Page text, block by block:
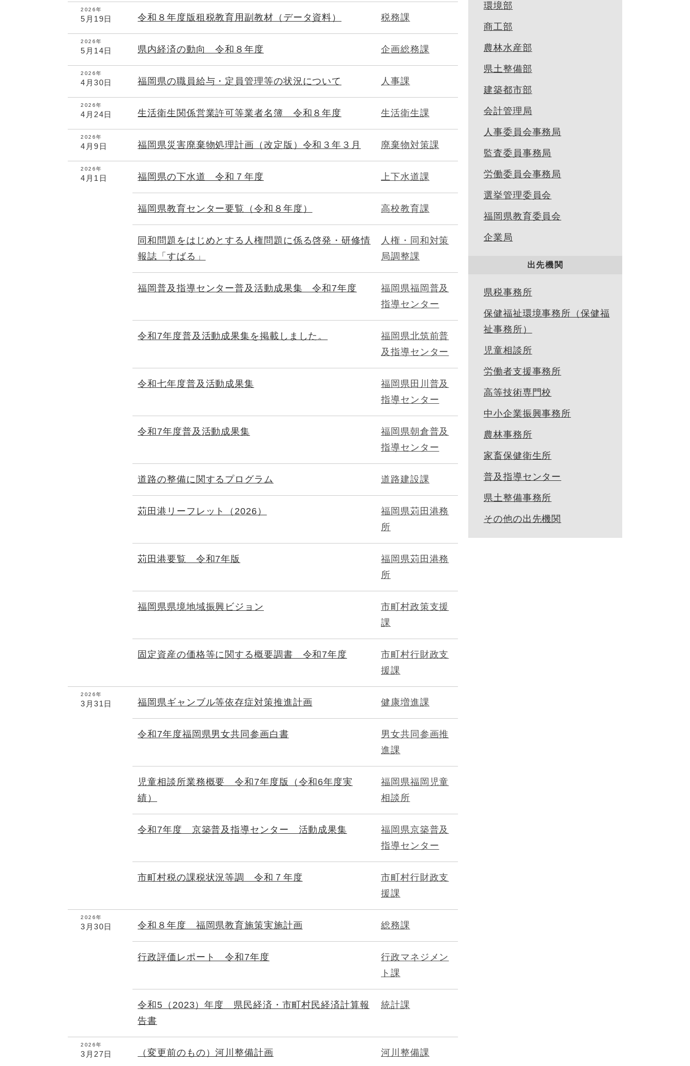
2026年
5月19日 令和８年度版租税教育用副教材（データ資料） 税務課
2026年
5月14日 県内経済の動向 令和８年度 企画総務課
2026年
4月30日 福岡県の職員給与・定員管理等の状況について 人事課
2026年
4月24日 生活衛生関係営業許可等業者名簿 令和８年度 生活衛生課
2026年
4月9日 福岡県災害廃棄物処理計画（改定版）令和３年３月 廃棄物対策課
2026年
4月1日 福岡県の下水道 令和７年度 上下水道課
福岡県教育センター要覧（令和８年度） 高校教育課
同和問題をはじめとする人権問題に係る啓発・研修情
報誌「すばる」
人権・同和対策
局調整課
福岡普及指導センター普及活動成果集 令和7年度
福岡県福岡普及
指導センター
令和7年度普及活動成果集を掲載しました。
福岡県北筑前普
及指導センター
令和七年度普及活動成果集
福岡県田川普及
指導センター
令和7年度普及活動成果集
福岡県朝倉普及
指導センター
道路の整備に関するプログラム 道路建設課
苅田港リーフレット（2026）
福岡県苅田港務
所
苅田港要覧 令和7年版
福岡県苅田港務
所
福岡県県境地域振興ビジョン
市町村政策支援
課
固定資産の価格等に関する概要調書 令和7年度
市町村行財政支
援課
2026年
3月31日 福岡県ギャンブル等依存症対策推進計画 健康増進課
令和7年度福岡県男女共同参画白書
男女共同参画推
進課
児童相談所業務概要 令和7年度版（令和6年度実
績）
福岡県福岡児童
相談所
令和7年度 京築普及指導センター 活動成果集
福岡県京築普及
指導センター
市町村税の課税状況等調 令和７年度
市町村行財政支
援課
2026年
3月30日 令和８年度 福岡県教育施策実施計画 総務課
行政評価レポート 令和7年度
行政マネジメン
ト課
令和5（2023）年度 県民経済・市町村民経済計算報
告書
統計課
2026年
3月27日 （変更前のもの）河川整備計画 河川整備課
環境部
商工部
農林水産部
県土整備部
建築都市部
会計管理局
人事委員会事務局
監査委員事務局
労働委員会事務局
選挙管理委員会
福岡県教育委員会
企業局
出先機関
県税事務所
保健福祉環境事務所（保健福
祉事務所）
児童相談所
労働者支援事務所
高等技術専門校
中小企業振興事務所
農林事務所
家畜保健衛生所
普及指導センター
県土整備事務所
その他の出先機関